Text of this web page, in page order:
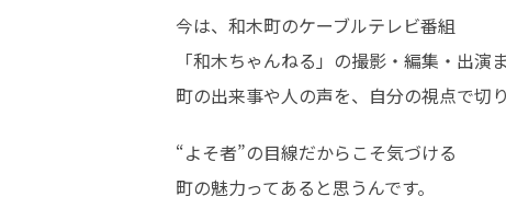
今は、和木町のケーブルテレビ番組
「和木ちゃんねる」の撮影・編集・出演
町の出来事や人の声を、自分の視点で切
“よそ者”の目線だからこそ気づける
町の魅力ってあると思うんです。